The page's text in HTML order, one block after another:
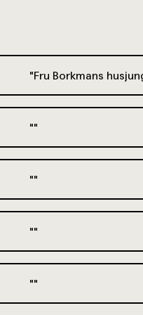
Fru Borkmans